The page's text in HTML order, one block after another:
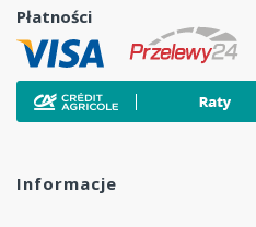
zabezpieczyć farbą
że właściwe przygotowanie
zalecanych narzędzi
wysokiej wydajności farby.
należy dodawać wapna oraz
Płatności
Informacje